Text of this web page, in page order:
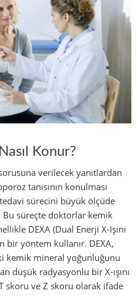
Konur?
verilecek yanıtlardan
tanısının konulması
sürecini büyük ölçüde
Bu süreçte doktorlar kemik
DEXA (Dual Enerji X-Işını
bir yöntem kullanır. DEXA,
kemik mineral yoğunluğunu
düşük radyasyonlu bir X-ışını
skoru ve Z skoru olarak ifade